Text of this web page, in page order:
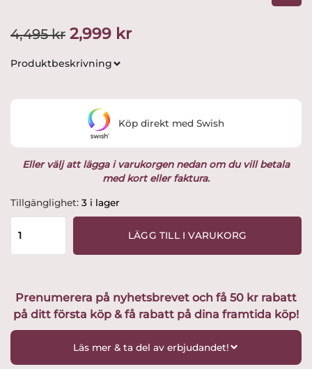
4,495kr Det
ursprungliga
var:
4,495 kr.
2,999 krDet
2,999 kr.
Produktbeskrivning
Eller välj att lägga i varukorgen nedan om du vill betala
med kort eller faktura.
Tillgänglighet: 3 i lager
Gustavsberg
-
Vaser
3
Blå
LÄGG TILL I VARUKORG
Köp direkt med Swish
Prenumerera på nyhetsbrevet och få 50 kr rabatt
på ditt första köp & få rabatt på dina framtida köp!
Läs mer & ta del av erbjudandet!